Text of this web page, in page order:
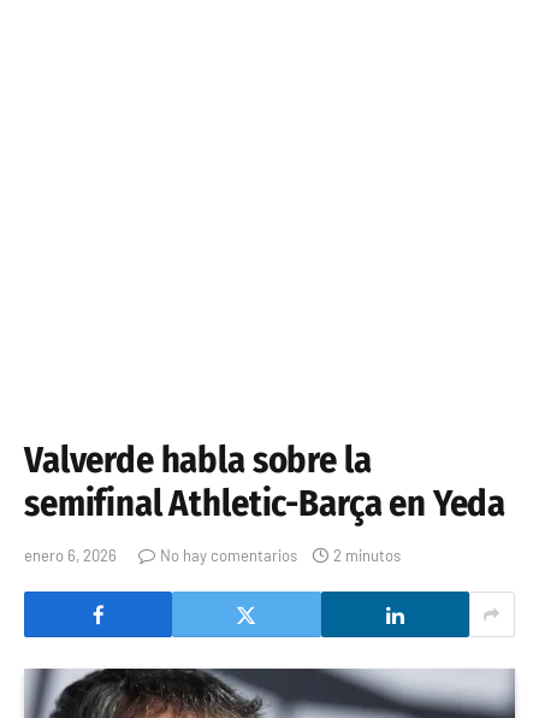
Valverde habla sobre la
semifinal Athletic-Barça en Yeda
enero 6, 2026 No hay comentarios 2 minutos